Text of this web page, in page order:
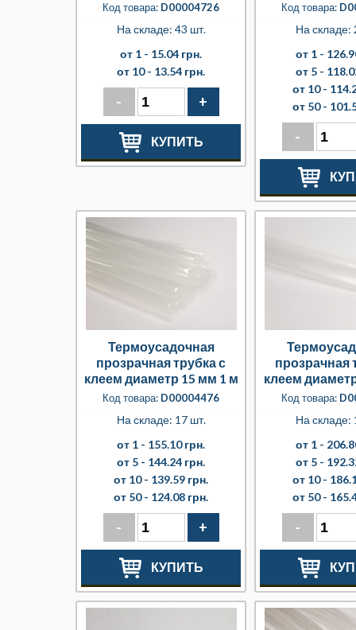
Код товара: D00004726
На складе: 43 шт.
от 1 - 15.04 грн.
от 10 - 13.54 грн.
- +
КУПИТЬ
м
Код товара:
На складе:
от 1 -
от 5 -
от 10 -
от 50 -
-
Термоусадочная
прозрачная трубка с
клеем диаметр 15 мм 1 м
Код товара: D00004476
На складе: 17 шт.
от 1 - 155.10 грн.
от 5 - 144.24 грн.
от 10 - 139.59 грн.
от 50 - 124.08 грн.
- +
КУПИТЬ
прозрачная
клеем
м
Код товара:
На складе:
от 1 -
от 5 -
от 10 -
от 50 -
-